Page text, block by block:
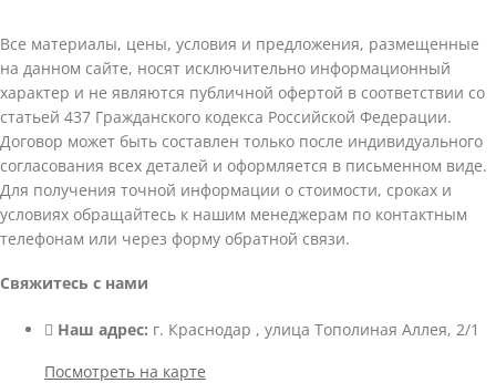
Все материалы, цены, условия и предложения, размещенные
на данном сайте, носят исключительно информационный
характер и не являются публичной офертой в соответствии со
статьей 437 Гражданского кодекса Российской Федерации.
Договор может быть составлен только после индивидуального
согласования всех деталей и оформляется в письменном виде.
Для получения точной информации о стоимости, сроках и
условиях обращайтесь к нашим менеджерам по контактным
телефонам или через форму обратной связи.
Свяжитесь с нами
Наш адрес: г. Краснодар , улица Тополиная Аллея, 2/1
Посмотреть на карте